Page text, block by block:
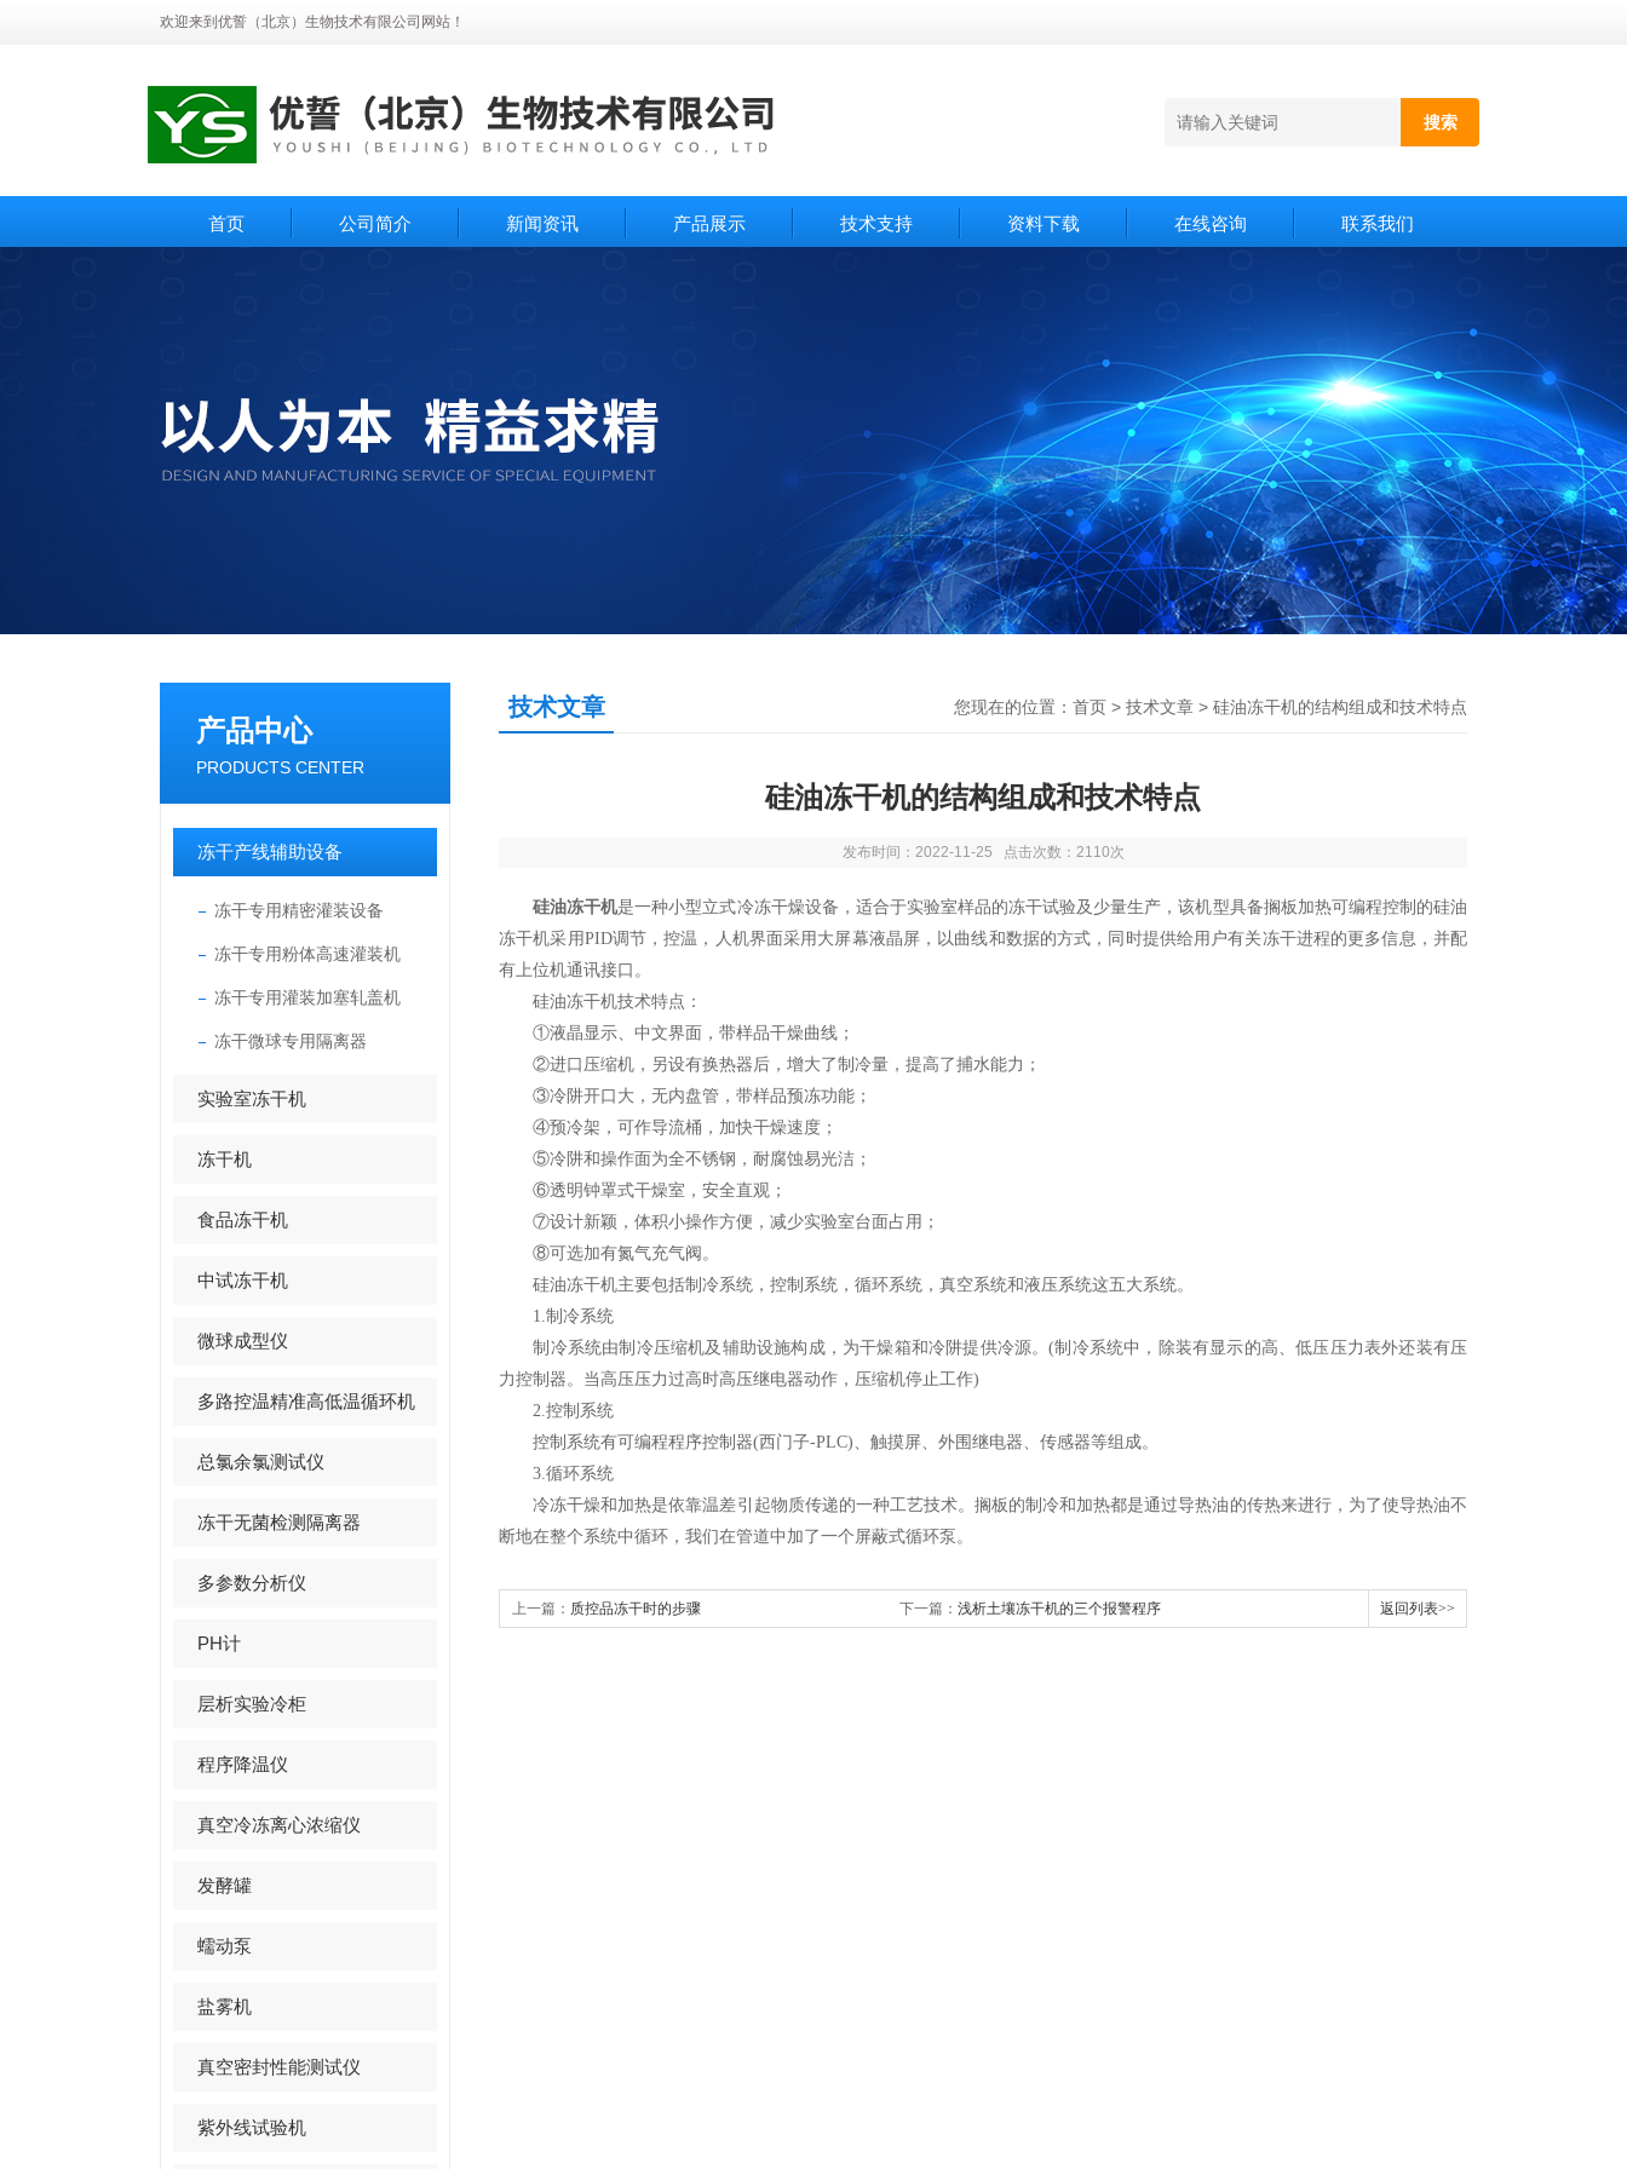
欢迎来到优誓（北京）生物技术有限公司网站！
首页 公司简介 新闻资讯 产品展示 技术支持 资料下载 在线咨询 联系我们
产品中心
PRODUCTS CENTER
冻干产线辅助设备
冻干专用精密灌装设备
冻干专用粉体高速灌装机
冻干专用灌装加塞轧盖机
冻干微球专用隔离器
实验室冻干机
冻干机
食品冻干机
中试冻干机
微球成型仪
多路控温精准高低温循环机
总氯余氯测试仪
冻干无菌检测隔离器
多参数分析仪
PH计
层析实验冷柜
程序降温仪
真空冷冻离心浓缩仪
发酵罐
蠕动泵
盐雾机
真空密封性能测试仪
紫外线试验机
技术文章 您现在的位置： 首页 > 技术文章 > 硅油冻干机的结构组成和技术特点
硅油冻干机的结构组成和技术特点
发布时间：2022-11-25 点击次数：2110次
硅油冻干机是一种小型立式冷冻干燥设备，适合于实验室样品的冻干试验及少量生产，该机型具备搁板加热可编程控制的硅油
冻干机采用PID调节，控温，人机界面采用大屏幕液晶屏，以曲线和数据的方式，同时提供给用户有关冻干进程的更多信息，并配
有上位机通讯接口。
硅油冻干机技术特点：
①液晶显示、中文界面，带样品干燥曲线；
②进口压缩机，另设有换热器后，增大了制冷量，提高了捕水能力；
③冷阱开口大，无内盘管，带样品预冻功能；
④预冷架，可作导流桶，加快干燥速度；
⑤冷阱和操作面为全不锈钢，耐腐蚀易光洁；
⑥透明钟罩式干燥室，安全直观；
⑦设计新颖，体积小操作方便，减少实验室台面占用；
⑧可选加有氮气充气阀。
硅油冻干机主要包括制冷系统，控制系统，循环系统，真空系统和液压系统这五大系统。
1.制冷系统
制冷系统由制冷压缩机及辅助设施构成，为干燥箱和冷阱提供冷源。(制冷系统中，除装有显示的高、低压压力表外还装有压
力控制器。当高压压力过高时高压继电器动作，压缩机停止工作)
2.控制系统
控制系统有可编程程序控制器(西门子-PLC)、触摸屏、外围继电器、传感器等组成。
3.循环系统
冷冻干燥和加热是依靠温差引起物质传递的一种工艺技术。搁板的制冷和加热都是通过导热油的传热来进行，为了使导热油不
断地在整个系统中循环，我们在管道中加了一个屏蔽式循环泵。
上一篇： 质控品冻干时的步骤 下一篇： 浅析土壤冻干机的三个报警程序 返回列表>>